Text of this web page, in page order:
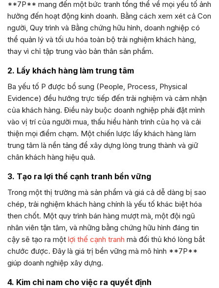
**7P** mang đến một bức tranh tổng thể về mọi yếu tố ảnh
hưởng đến hoạt động kinh doanh. Bằng cách xem xét cả Con
người, Quy trình và Bằng chứng hữu hình, doanh nghiệp có
thể quản lý và tối ưu hóa toàn bộ trải nghiệm khách hàng,
thay vì chỉ tập trung vào bản thân sản phẩm.
2. Lấy khách hàng làm trung tâm
Ba yếu tố P được bổ sung (People, Process, Physical
Evidence) đều hướng trực tiếp đến trải nghiệm và cảm nhận
của khách hàng. Điều này buộc doanh nghiệp phải đặt mình
vào vị trí của người mua, thấu hiểu hành trình của họ và cải
thiện mọi điểm chạm. Một chiến lược lấy khách hàng làm
trung tâm là nền tảng để xây dựng lòng trung thành và giữ
chân khách hàng hiệu quả.
3. Tạo ra lợi thế cạnh tranh bền vững
Trong một thị trường mà sản phẩm và giá cả dễ dàng bị sao
chép, trải nghiệm khách hàng chính là yếu tố khác biệt hóa
then chốt. Một quy trình bán hàng mượt mà, một đội ngũ
nhân viên tận tâm, và những bằng chứng hữu hình đáng tin
cậy sẽ tạo ra một lợi thế cạnh tranh mà đối thủ khó lòng bắt
chước được. Đây là giá trị bền vững mà mô hình **7P**
giúp doanh nghiệp xây dựng.
4. Kim chỉ nam cho việc ra quyết định